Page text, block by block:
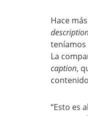
Hace
teníamos
La
caption,
“Esto es